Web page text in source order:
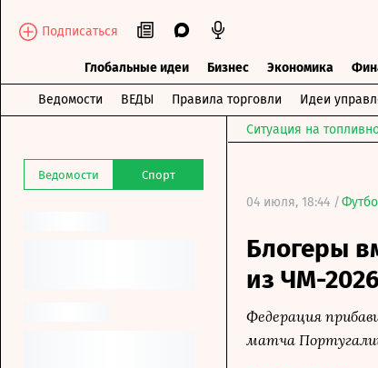
Подписаться
Глобальные идеи Бизнес Экономика
Ведомости ВЕДЫ Правила торговли Идеи
Ведомости Спорт
Ситуация на
04 июля, 18:44 /
Блогеры
из ЧМ-
Федерация
матча